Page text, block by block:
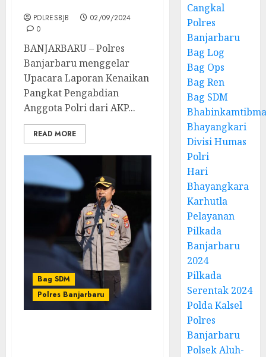
POLRESBJB
02/09/2024
0
BANJARBARU – Polres
Banjarbaru menggelar
Upacara Laporan Kenaikan
Pangkat Pengabdian
Anggota Polri dari AKP...
READ MORE
Bag SDM
Polres Banjarbaru
Cangkal
Polres
Banjarbaru
Bag Log
Bag Ops
Bag Ren
Bag SDM
Bhayangkari
Divisi Humas
Polri
Hari
Bhayangkara
Karhutla
Pelayanan
Pilkada
Banjarbaru
2024
Pilkada
Serentak 2024
Polda Kalsel
Polres
Banjarbaru
Polsek Aluh-